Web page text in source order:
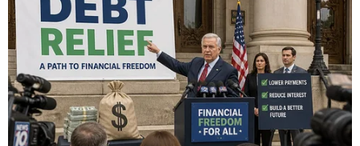
đồ thể thao và đặc biệt là giày Anh Đức, từ
nguồn tiền do bản thân anh làm ra.
Bước đầu thành lập thương hiệu, với phương
châm lấy uy tín làm đầu, sản phẩm của anh
luôn đảm bảo chất lượng và được bảo hành
100%. Đến nay, Anh Đức Sport đã trở thành